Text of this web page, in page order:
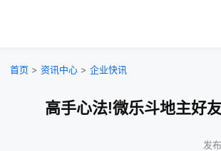
首页 > 资讯中心 > 企业快讯
高手心法!微乐斗地主好
发